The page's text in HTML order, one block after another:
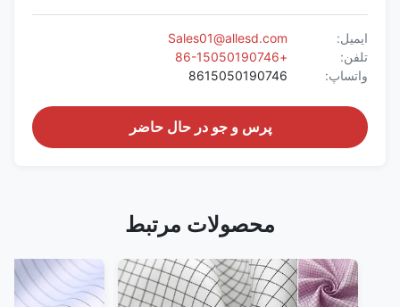
ایمیل:
Sales01@allesd.com
تلفن:
+86-15050190746
واتساپ:
8615050190746
پرس و جو در حال حاضر
محصولات مرتبط